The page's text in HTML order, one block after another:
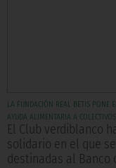
LA FUNDACIÓN REAL BETIS PONE
AYUDA ALIMENTARIA A
El Club verdiblanco
solidario en el que
destinadas al Banco